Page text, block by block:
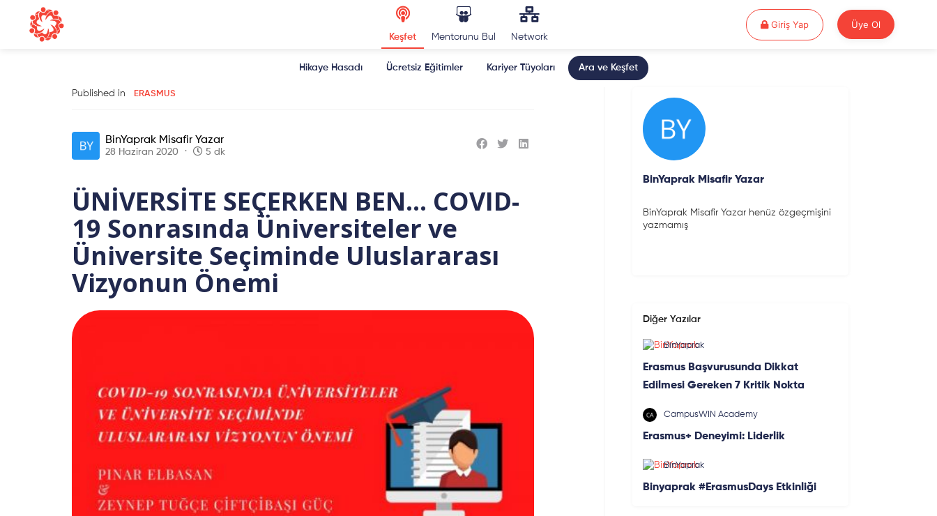
Keşfet Mentorunu Bul Network
Giriş YapGiriş Yap Üye Ol
Hikaye Hasadı Ücretsiz Eğitimler Kariyer Tüyoları Ara ve Keşfet
Published in ERASMUS
BinYaprak Misafir Yazar
28 Haziran 2020 5 dk
ÜNİVERSİTE SEÇERKEN BEN… COVID-
19 Sonrasında Üniversiteler ve
Üniversite Seçiminde Uluslararası
Vizyonun Önemi
BinYaprak Misafir Yazar
BinYaprak Misafir Yazar henüz özgeçmişini
yazmamış
Diğer Yazılar
BinYaprak
Erasmus Başvurusunda Dikkat
Edilmesi Gereken 7 Kritik Nokta
CampusWIN Academy
Erasmus+ Deneyimi: Liderlik
BinYaprak
Binyaprak #ErasmusDays Etkinliği